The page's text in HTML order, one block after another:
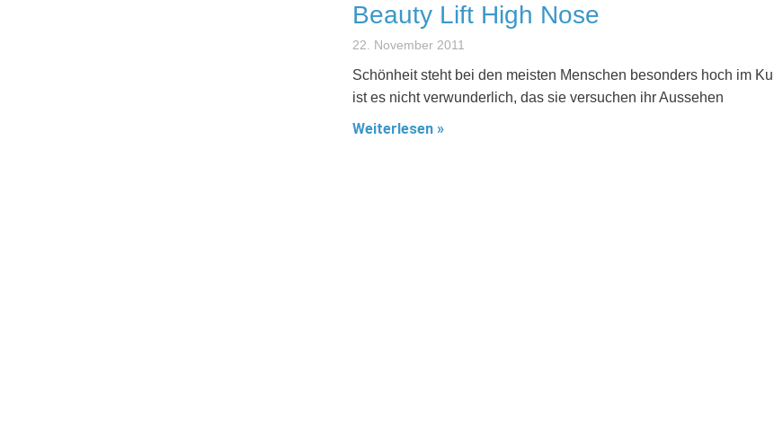
Beauty Lift High Nose
22. November 2011
Schönheit steht bei den meisten Menschen besonders hoch im
ist es nicht verwunderlich, das sie versuchen ihr Aussehen
Weiterlesen »